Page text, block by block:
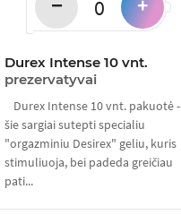
Durex Intense 10 vnt.
prezervatyvai
− +
Durex Intense 10 vnt. pakuotė -
šie sargiai sutepti specialiu
"orgazminiu Desirex" geliu, kuris
stimuliuoja, bei padeda greičiau
pati...